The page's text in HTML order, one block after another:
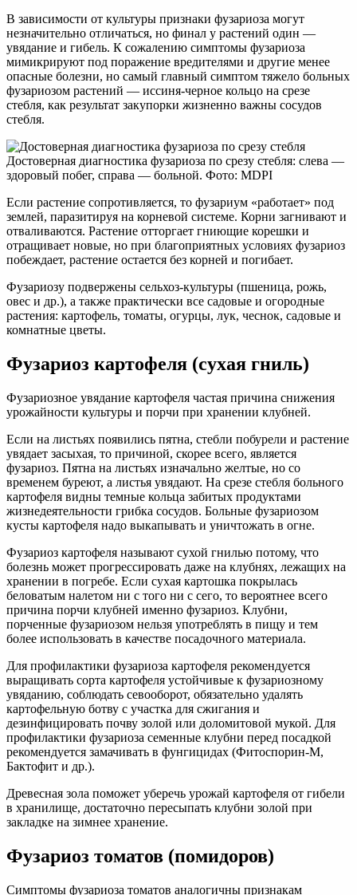
В зависимости от культуры признаки фузариоза могут
незначительно отличаться, но финал у растений один —
увядание и гибель. К сожалению симптомы фузариоза
мимикрируют под поражение вредителями и другие менее
опасные болезни, но самый главный симптом тяжело больных
фузариозом растений — иссиня-черное кольцо на срезе
стебля, как результат закупорки жизненно важны сосудов
стебля.
Достоверная диагностика фузариоза по срезу стебля: слева —
здоровый побег, справа — больной. Фото: MDPI
Если растение сопротивляется, то фузариум «работает» под
землей, паразитируя на корневой системе. Корни загнивают и
отваливаются. Растение отторгает гниющие корешки и
отращивает новые, но при благоприятных условиях фузариоз
побеждает, растение остается без корней и погибает.
Фузариозу подвержены сельхоз-культуры (пшеница, рожь,
овес и др.), а также практически все садовые и огородные
растения: картофель, томаты, огурцы, лук, чеснок, садовые и
комнатные цветы.
Фузариоз картофеля (сухая гниль)
Фузариозное увядание картофеля частая причина снижения
урожайности культуры и порчи при хранении клубней.
Если на листьях появились пятна, стебли побурели и растение
увядает засыхая, то причиной, скорее всего, является
фузариоз. Пятна на листьях изначально желтые, но со
временем буреют, а листья увядают. На срезе стебля больного
картофеля видны темные кольца забитых продуктами
жизнедеятельности грибка сосудов. Больные фузариозом
кусты картофеля надо выкапывать и уничтожать в огне.
Фузариоз картофеля называют сухой гнилью потому, что
болезнь может прогрессировать даже на клубнях, лежащих на
хранении в погребе. Если сухая картошка покрылась
беловатым налетом ни с того ни с сего, то вероятнее всего
причина порчи клубней именно фузариоз. Клубни,
порченные фузариозом нельзя употреблять в пищу и тем
более использовать в качестве посадочного материала.
Для профилактики фузариоза картофеля рекомендуется
выращивать сорта картофеля устойчивые к фузариозному
увяданию, соблюдать севооборот, обязательно удалять
картофельную ботву с участка для сжигания и
дезинфицировать почву золой или доломитовой мукой. Для
профилактики фузариоза семенные клубни перед посадкой
рекомендуется замачивать в фунгицидах (Фитоспорин-М,
Бактофит и др.).
Древесная зола поможет уберечь урожай картофеля от гибели
в хранилище, достаточно пересыпать клубни золой при
закладке на зимнее хранение.
Фузариоз томатов (помидоров)
Симптомы фузариоза томатов аналогичны признакам